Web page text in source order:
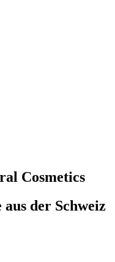
Cosmetics
der Schweiz